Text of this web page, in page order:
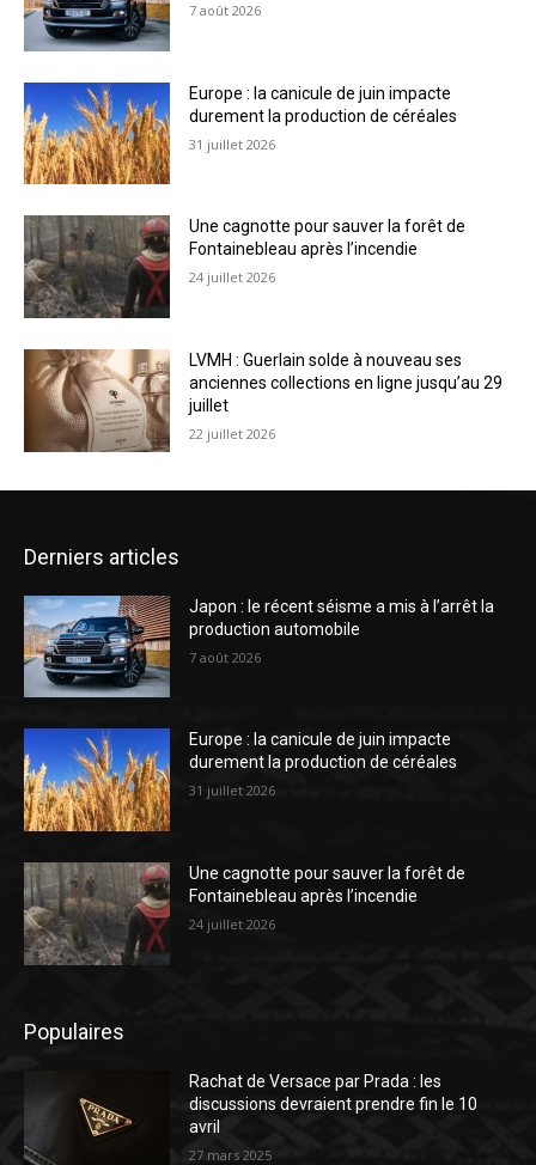
7 août 2026
Europe : la canicule de juin impacte
durement la production de céréales
31 juillet 2026
Une cagnotte pour sauver la forêt de
Fontainebleau après l’incendie
24 juillet 2026
LVMH : Guerlain solde à nouveau ses
anciennes collections en ligne jusqu’au 29
juillet
22 juillet 2026
Derniers articles
Japon : le récent séisme a mis à l’arrêt la
production automobile
7 août 2026
Europe : la canicule de juin impacte
durement la production de céréales
31 juillet 2026
Une cagnotte pour sauver la forêt de
Fontainebleau après l’incendie
24 juillet 2026
Populaires
Rachat de Versace par Prada : les
discussions devraient prendre fin le 10
avril
27 mars 2025